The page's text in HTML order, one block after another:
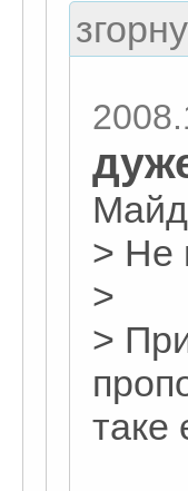
> Не
>
>
таке